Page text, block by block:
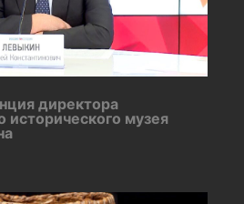
директора
исторического музея